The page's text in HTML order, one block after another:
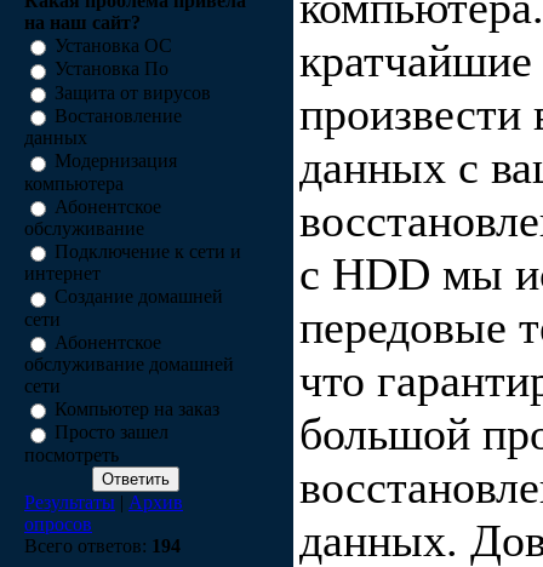
на наш сайт?
Установка ОС
Установка По
Защита от вирусов
Востановление
данных
Модернизация
компьютера
Абонентское
обслуживание
Подключение к сети и
интернет
Создание домашней
сети
Абонентское
обслуживание домашней
сети
Компьютер на заказ
Просто зашел
посмотреть
Результаты | Архив
опросов
Всего ответов: 194
кратчайшие
произвести
данных с
с HDD мы
передовые
что
большой
данных.